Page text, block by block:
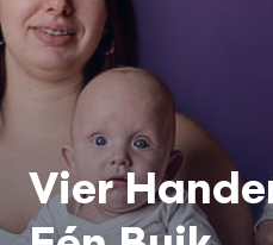
Vier